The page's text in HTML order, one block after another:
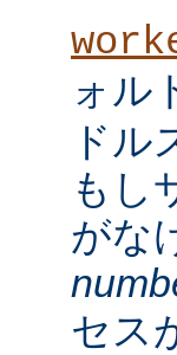
ォル
ドル
もし
がな
セス